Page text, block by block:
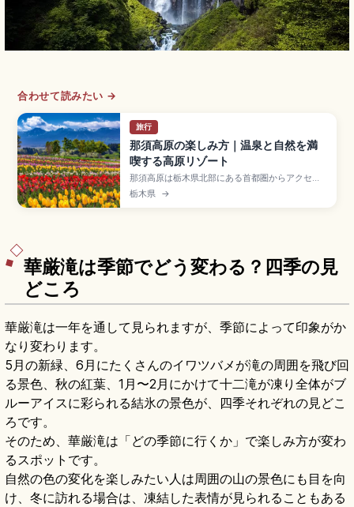
合わせて読みたい →
旅行
那須高原の楽しみ方｜温泉と自然を満
喫する高原リゾート
那須高原は栃木県北部にある首都圏からアクセス
の良い自然豊かなリゾート地で、温泉・牧場・ア
ート・ハイキングが楽しめる多彩なスポット。歴
栃木県 →
華厳滝は季節でどう変わる？四季の見
どころ
華厳滝は一年を通して見られますが、季節によって印象がか
なり変わります。
5月の新緑、6月にたくさんのイワツバメが滝の周囲を飛び回
る景色、秋の紅葉、1月〜2月にかけて十二滝が凍り全体がブ
ルーアイスに彩られる結氷の景色が、四季それぞれの見どこ
ろです。
そのため、華厳滝は「どの季節に行くか」で楽しみ方が変わ
るスポットです。
自然の色の変化を楽しみたい人は周囲の山の景色にも目を向
け、冬に訪れる場合は、凍結した表情が見られることもある